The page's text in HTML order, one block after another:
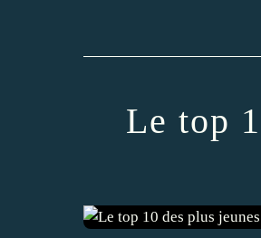
Le top